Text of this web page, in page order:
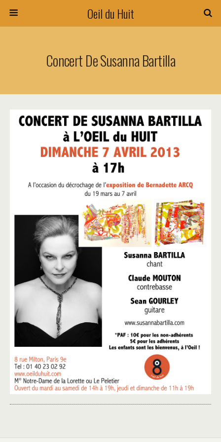
Oeil du Huit
Concert De Susanna Bartilla